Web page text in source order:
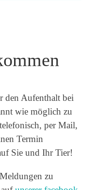
den Aufenthalt bei
wie möglich zu
per Mail,
Termin
Sie und Ihr Tier!
zu